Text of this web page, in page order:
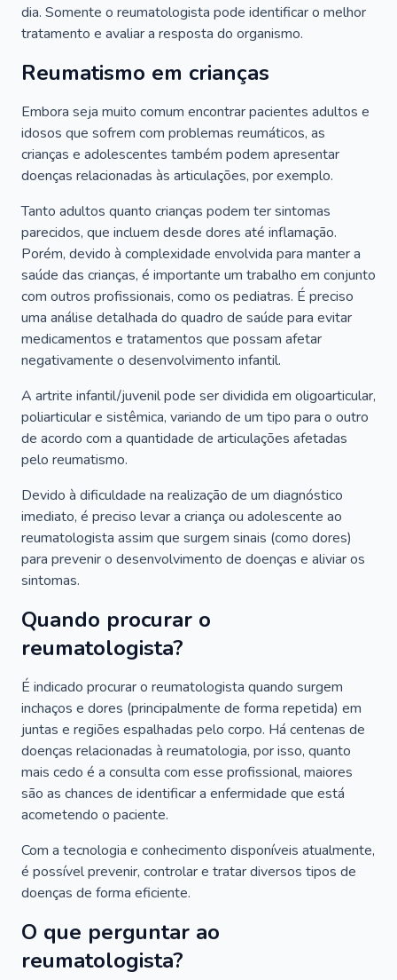
dia. Somente o reumatologista pode identificar o melhor
tratamento e avaliar a resposta do organismo.
Reumatismo em crianças
Embora seja muito comum encontrar pacientes adultos e
idosos que sofrem com problemas reumáticos, as
crianças e adolescentes também podem apresentar
doenças relacionadas às articulações, por exemplo.
Tanto adultos quanto crianças podem ter sintomas
parecidos, que incluem desde dores até inflamação.
Porém, devido à complexidade envolvida para manter a
saúde das crianças, é importante um trabalho em conjunto
com outros profissionais, como os pediatras. É preciso
uma análise detalhada do quadro de saúde para evitar
medicamentos e tratamentos que possam afetar
negativamente o desenvolvimento infantil.
A artrite infantil/juvenil pode ser dividida em oligoarticular,
poliarticular e sistêmica, variando de um tipo para o outro
de acordo com a quantidade de articulações afetadas
pelo reumatismo.
Devido à dificuldade na realização de um diagnóstico
imediato, é preciso levar a criança ou adolescente ao
reumatologista assim que surgem sinais (como dores)
para prevenir o desenvolvimento de doenças e aliviar os
sintomas.
Quando procurar o
reumatologista?
É indicado procurar o reumatologista quando surgem
inchaços e dores (principalmente de forma repetida) em
juntas e regiões espalhadas pelo corpo. Há centenas de
doenças relacionadas à reumatologia, por isso, quanto
mais cedo é a consulta com esse profissional, maiores
são as chances de identificar a enfermidade que está
acometendo o paciente.
Com a tecnologia e conhecimento disponíveis atualmente,
é possível prevenir, controlar e tratar diversos tipos de
doenças de forma eficiente.
O que perguntar ao
reumatologista?